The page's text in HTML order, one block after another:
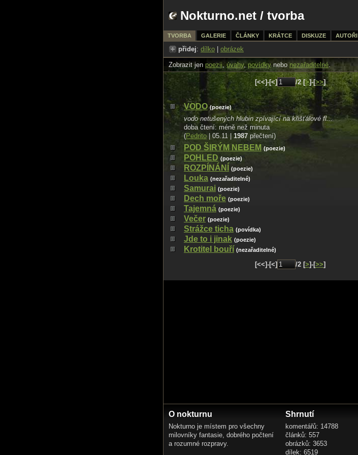
Nokturno.net / tvorba
TVORBA GALERIE ČLÁNKY KRÁTCE DISKUZE AUTOŘI
přidej: dílko obrázek
Zobrazit jen poezii, úvahy, povídkynebo nezařaditelné.
[<<]-[<] /2 [>]-[>>]
VODO (poezie)
vodo netušených hlubin zpívající na křišťálové fl...
doba čtení: méně než minuta
(Pedrito | 05.11 | 1987 přečtení)
POD ŠIRÝM NEBEM (poezie)
POHLED (poezie)
ROZPÍNÁNÍ (poezie)
Louka (nezařaditelné)
Samurai (poezie)
Dech moře (poezie)
Tajemná (poezie)
Večer (poezie)
Strážce ticha (povídka)
Jde to i jinak (poezie)
Krotitel bouří (nezařaditelné)
[<<]-[<] /2 [>]-[>>]
O nokturnu
Nokturno je místem pro všechny
milovníky fantasie, dobrého počtení
a rozumné rozpravy.
Shrnutí
komentářů: 14788
článků: 557
obrázků: 3653
dílek: 6519